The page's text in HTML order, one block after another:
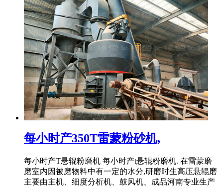
每小时产350T雷蒙粉砂机,
每小时产T悬辊粉磨机 每小时产t悬辊粉磨机. 在雷蒙磨
磨室内因被磨物料中有一定的水分,研磨时生高压悬辊磨
主要由主机、细度分析机、鼓风机、成品河南专业生产